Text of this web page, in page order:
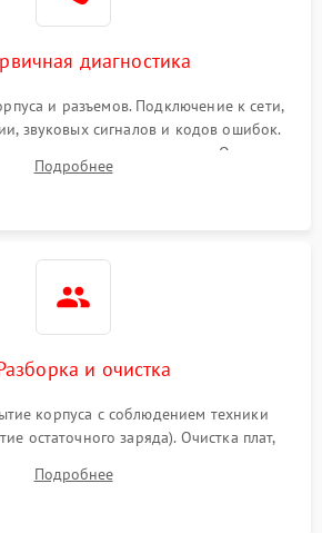
диагностика
и разъемов. Подключение к сети,
звуковых сигналов и кодов ошибок.
и выходного напряжения. Оценка
основного питания без
Подробнее
и очистка
корпуса с соблюдением техники
остаточного заряда). Очистка плат,
перегрева и замыканий.
Подробнее